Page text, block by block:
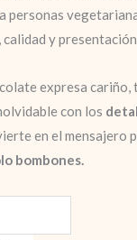
personas
y
expresa cariño,
con los
en el mensajero
bombones.